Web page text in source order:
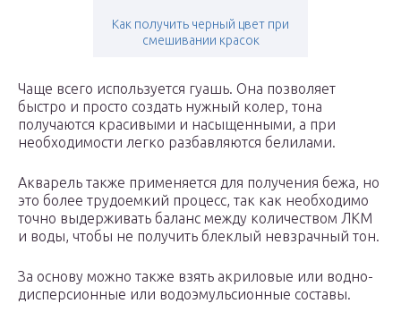
Как получить черный цвет при
смешивании красок
Чаще всего используется гуашь. Она позволяет
быстро и просто создать нужный колер, тона
получаются красивыми и насыщенными, а при
необходимости легко разбавляются белилами.
Акварель также применяется для получения бежа, но
это более трудоемкий процесс, так как необходимо
точно выдерживать баланс между количеством ЛКМ
и воды, чтобы не получить блеклый невзрачный тон.
За основу можно также взять акриловые или водно-
дисперсионные или водоэмульсионные составы.